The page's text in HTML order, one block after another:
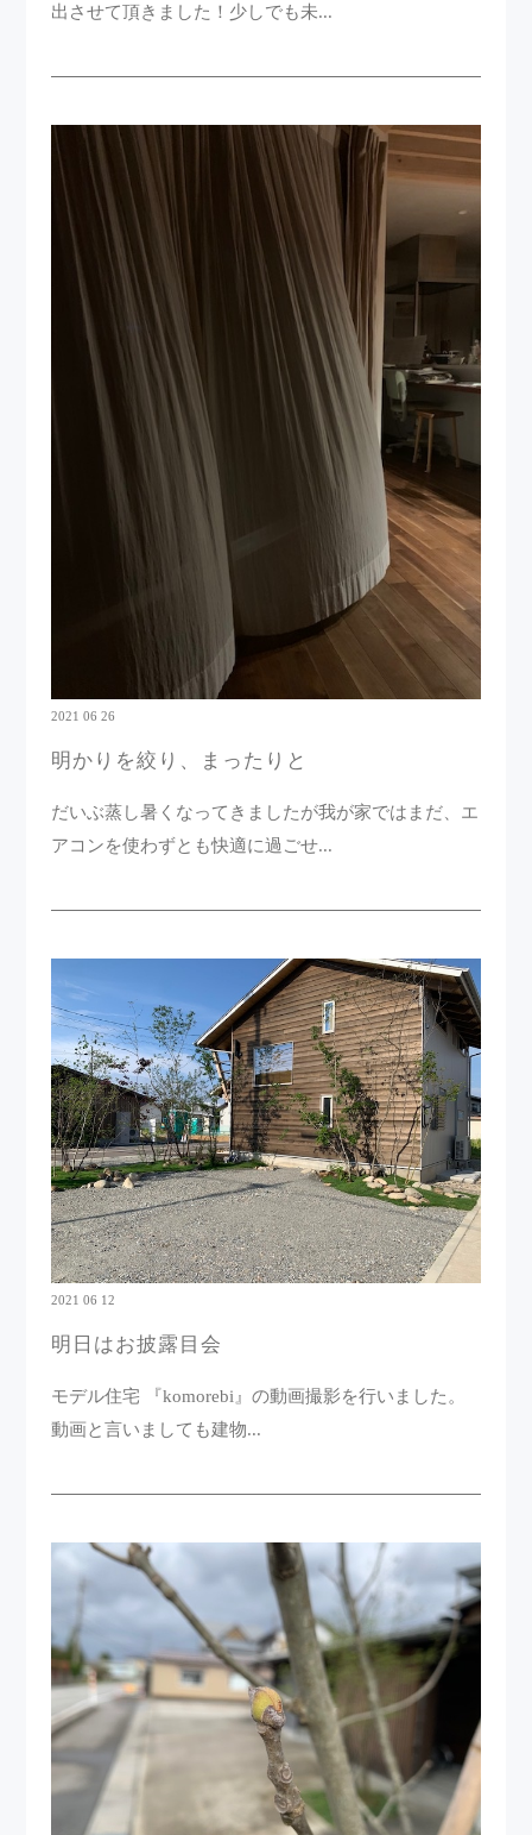
出させて頂きました！少しでも未...
2021 06 26
明かりを絞り、まったりと
だいぶ蒸し暑くなってきましたが我が家ではまだ、エ
アコンを使わずとも快適に過ごせ...
2021 06 12
明日はお披露目会
モデル住宅 『komorebi』の動画撮影を行いました。
動画と言いましても建物...